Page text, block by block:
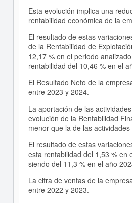
Esta evolución implica una
rentabilidad económica de la
El resultado de estas
de la Rentabilidad de
12,17 % en el periodo
rentabilidad del 10,46 % en el
El Resultado Neto de la
entre 2023 y 2024.
La aportación de las
evolución de la Rentabilidad
menor que la de las
El resultado de estas
esta rentabilidad del 1,53 % en
siendo del 11,3 % en el año
La cifra de ventas de la
entre 2022 y 2023.